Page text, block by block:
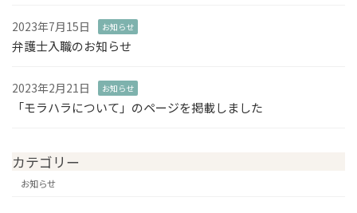
2023年7月15日 お知らせ
弁護士入職のお知らせ
2023年2月21日 お知らせ
「モラハラについて」のページを掲載しました
カテゴリー
お知らせ